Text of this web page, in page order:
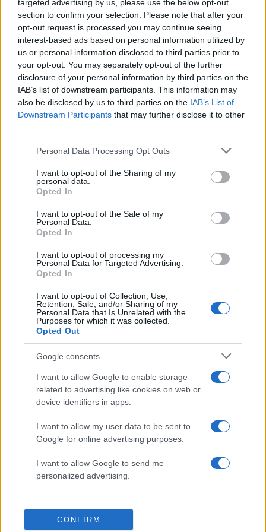
targeted advertising by us, please use the below opt-out
section to confirm your selection. Please note that after your
opt-out request is processed you may continue seeing
interest-based ads based on personal information utilized by
us or personal information disclosed to third parties prior to
your opt-out. You may separately opt-out of the further
disclosure of your personal information by third parties on the
IAB’s list of downstream participants. This information may
also be disclosed by us to third parties on the IAB’s List of
Downstream Participants that may further disclose it to other
Please note that this website/app uses one or more Google
not limited to your visit or usage behaviour. You may click to
grant or deny consent to Google and its third-party tags to
use your data for below specified purposes in below Google
consent section.
Personal Data Processing Opt Outs
I want to opt-out of the Sharing of my
personal data.
Opted In
I want to opt-out of the Sale of my
Personal Data.
Opted In
I want to opt-out of processing my
Personal Data for Targeted Advertising.
Opted In
I want to opt-out of Collection, Use,
Retention, Sale, and/or Sharing of my
Personal Data that Is Unrelated with the
Purposes for which it was collected.
Opted Out
Google consents
I want to allow Google to enable storage
related to advertising like cookies on web or
device identifiers in apps.
I want to allow my user data to be sent to
Google for online advertising purposes.
I want to allow Google to send me
personalized advertising.
CONFIRM
συγγενείς. Κανένας ποτέ ,δεν ήρθε στο χωριό
μας, να επισκεφθεί το μέρος της συντριβής».
Στα σημεία της τραγωδίας, βοσκοί και
περιπατητές, έβρισκαν μικρά κομμάτια. Στον
Κοκκινόλακο, καταστραμμένο και
παραμορφωμένο βρισκόταν το πολυβόλο του
αεροπλάνου. Χρόνια αργότερα, κύλισε μέσα στο
φαράγγι και έγινε αποτυχημένη προσπάθεια για
Ο Χρήστος Καπερώνης, πριν ολοκληρώσει την
μαρτυρία του, μας αναφέρει ένα περιστατικό που
έγινε χρόνια αργότερα. «Μετά την δικτατορία, η
συνέντευξη ενός συγγενούς του σμηναγού
Βενετσάνου, με τον ισχυρισμό, ότι η χούντα τον
εξαφάνισε, επειδή δεν τους άφησαν να ανοίξουν
το φέρετρο. Αυτό τους έβαλε σε σκέψεις.
Όμως, τι φέρετρο να ανοίξουν και τι να δουν, το
διαμελισμένο σώμα του; Αμφισβητούσε, ο
συγγενής, το τραγικό αεροπορικό συμβάν.
Επικοινώνησα τότε, με τον συντάκτη του
δημοσιεύματος και του είπα, ακριβώς τι είχε
συμβεί στο χωριό, το δημοσίευσε και δόθηκε η
Πηγιώτες ένα κομμάτι της ιστορίας του τόπου
των δυο ηρώων, εκεί όπου έπεσαν στη